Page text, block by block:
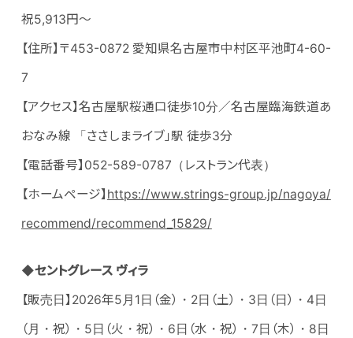
祝5,913円～
【住所】〒453-0872 愛知県名古屋市中村区平池町4-60-
7
【アクセス】名古屋駅桜通口徒歩10分／名古屋臨海鉄道あ
おなみ線 「ささしまライブ」駅 徒歩3分
【電話番号】052-589-0787（レストラン代表）
【ホームページ】 https://www.strings-group.jp/nagoya/
recommend/recommend_15829/
◆セントグレース ヴィラ
【販売日】2026年5月1日（金）・2日（土）・3日（日）・4日
（月・祝）・5日（火・祝）・6日（水・祝）・7日（木）・8日